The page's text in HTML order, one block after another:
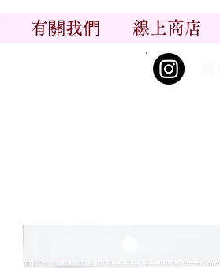
有關我們 線上商店